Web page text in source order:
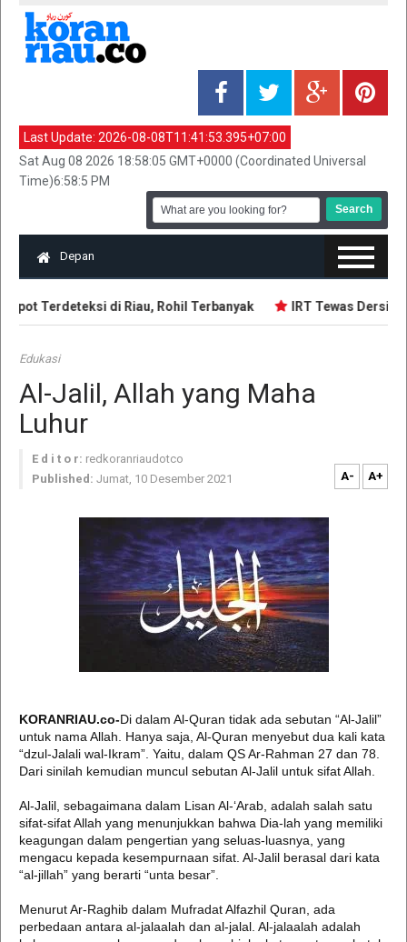
Last Update: 2026-08-08T11:41:53.395+07:00
Sat Aug 08 2026 18:58:05 GMT+0000 (Coordinated Universal
Time)6:58:5 PM
Depan
Terdeteksi di Riau, Rohil Terbanyak IRT Tewas
Edukasi
Al-Jalil, Allah yang Maha
Luhur
E d i t o r: redkoranriaudotco
Published: Jumat, 10 Desember 2021 A- A+
KORANRIAU.co-Di dalam Al-Quran tidak ada sebutan “Al-Jalil”
untuk nama Allah. Hanya saja, Al-Quran menyebut dua kali kata
“dzul-Jalali wal-Ikram”. Yaitu, dalam QS Ar-Rahman 27 dan 78.
Dari sinilah kemudian muncul sebutan Al-Jalil untuk sifat Allah.
Al-Jalil, sebagaimana dalam Lisan Al-‘Arab, adalah salah satu
sifat-sifat Allah yang menunjukkan bahwa Dia-lah yang memiliki
keagungan dalam pengertian yang seluas-luasnya, yang
mengacu kepada kesempurnaan sifat. Al-Jalil berasal dari kata
“al-jillah” yang berarti “unta besar”.
Menurut Ar-Raghib dalam Mufradat Alfazhil Quran, ada
perbedaan antara al-jalaalah dan al-jalal. Al-jalaalah adalah